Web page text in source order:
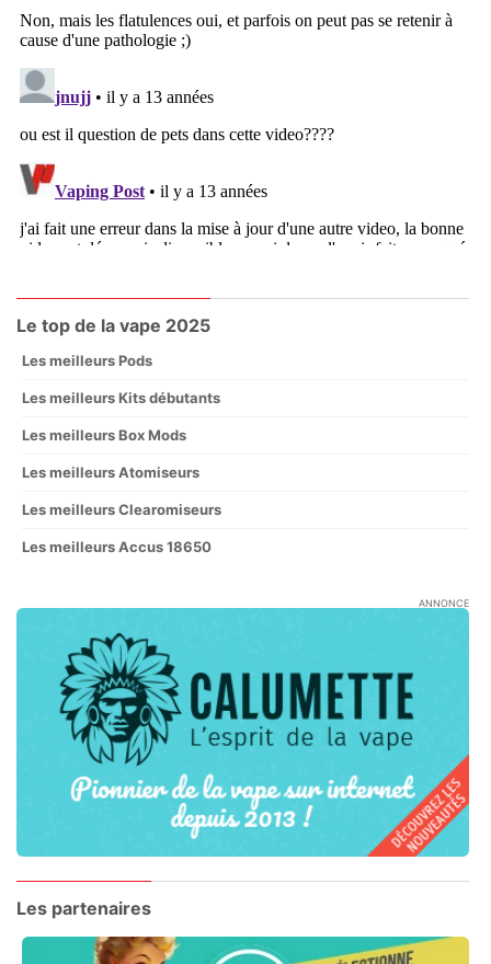
Le top de la vape 2025
Les meilleurs Pods
Les meilleurs Kits débutants
Les meilleurs Box Mods
Les meilleurs Atomiseurs
Les meilleurs Clearomiseurs
Les meilleurs Accus 18650
ANNONCE
Les partenaires